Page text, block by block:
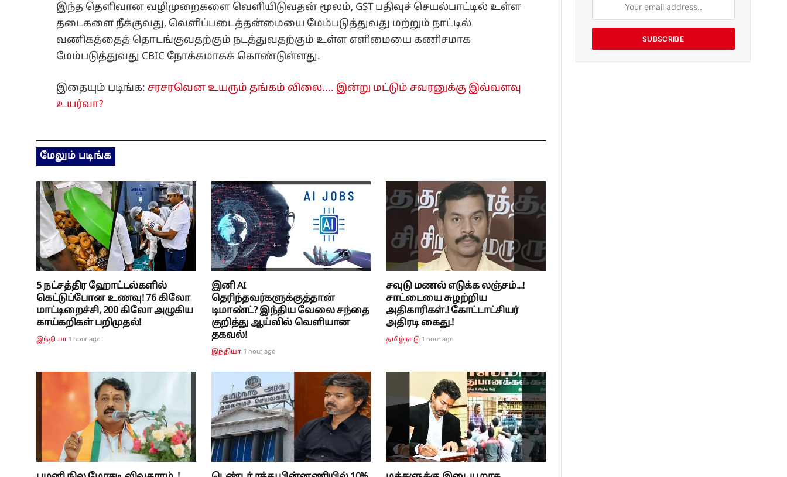
இந்த தெளிவான வழிமுறைகளை வெளியிடுவதன் மூலம், GST பதிவுச் செயல்பாட்டில் உள்ள
தடைகளை நீக்குவது, வெளிப்படைத்தன்மையை மேம்படுத்துவது மற்றும் நாட்டில்
வணிகத்தைத் தொடங்குவதற்கும் நடத்துவதற்கும் உள்ள எளிமையை கணிசமாக
மேம்படுத்துவது CBIC நோக்கமாகக் கொண்டுள்ளது.
இதையும் படிங்க:சரசரவென உயரும் தங்கம் விலை.... இன்று மட்டும் சவரனுக்கு இவ்வளவு
உயர்வா?
மேலும் படிங்க
5 நட்சத்திர ஹோட்டல்களில்
கெட்டுப்போன உணவு! 76 கிலோ
மாட்டிறைச்சி, 200 கிலோ அழுகிய
காய்கறிகள் பறிமுதல்!
இந்தியா 1 hour ago
இனி AI
தெரிந்தவர்களுக்குத்தான்
டிமாண்ட்? இந்திய வேலை சந்தை
குறித்து ஆய்வில் வெளியான
தகவல்!
இந்தியா 1 hour ago
சவுடு மணல் எடுக்க லஞ்சம்...!
சாட்டையை சுழற்றிய
அதிகாரிகள்.! கோட்டாட்சியர்
அதிரடி கைது.!
தமிழ்நாடு 1 hour ago
SUBSCRIBE